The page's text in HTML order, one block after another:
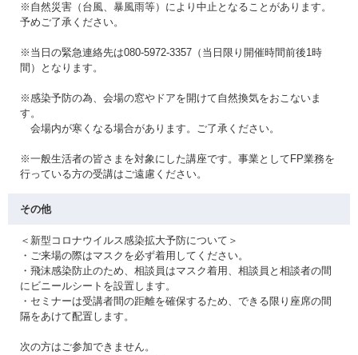
※自然災害（台風、暴風雨等）により中止となることがあります。
予めご了承ください。
※当日の緊急連絡先は080-5972-3357（当日限り開催時間前後1時
間）となります。
※感染予防の為、会場の窓やドアを開けて自然換気をおこないま
す。
会場内が寒くなる場合があります。ご了承ください。
※一般生活者の皆さまを対象にした講座です。事業としてFP業務を
行っている方の受講はご遠慮ください。
その他
＜新型コロナウイルス感染拡大予防について＞
・ご来場の際はマスクを必ず着用してください。
・飛沫感染防止のため、相談員はマスク着用、相談員と相談者の間
にビニールシートを設置します。
・セミナーは受講者間の距離を確保するため、できる限り座席の間
隔をあけて配置します。
次の方はご参加できません。